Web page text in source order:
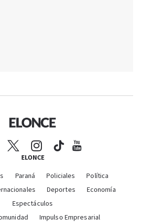
ELONCE
Paraná Policiales
Política
Deportes
Economía
Espectáculos
Impulso Empresarial